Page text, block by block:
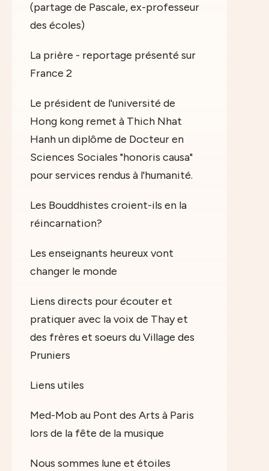
(partage de Pascale, ex-professeur
des écoles)
La prière - reportage présenté sur
France 2
Le président de l'université de
Hong kong remet à Thich Nhat
Hanh un diplôme de Docteur en
Sciences Sociales "honoris causa"
pour services rendus à l'humanité.
Les Bouddhistes croient-ils en la
réincarnation?
Les enseignants heureux vont
changer le monde
Liens directs pour écouter et
pratiquer avec la voix de Thay et
des frères et soeurs du Village des
Pruniers
Liens utiles
Med-Mob au Pont des Arts à Paris
lors de la fête de la musique
Nous sommes lune et étoiles